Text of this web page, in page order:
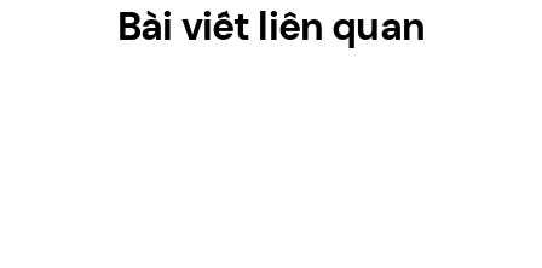
Bài viết liên quan